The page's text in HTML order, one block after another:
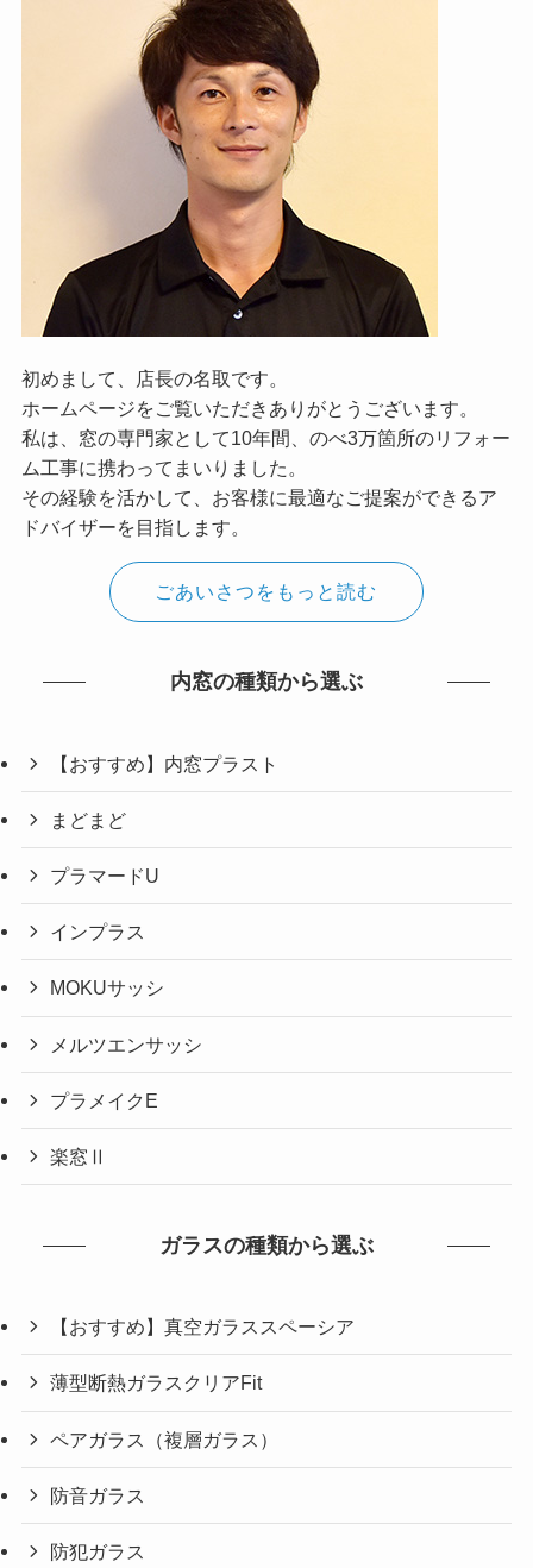
初めまして、店長の名取です。
ホームページをご覧いただきありがとうございます。
私は、窓の専門家として10年間、のべ3万箇所のリフォー
ム工事に携わってまいりました。
その経験を活かして、お客様に最適なご提案ができるア
ドバイザーを目指します。
ごあいさつをもっと読む
内窓の種類から選ぶ
【おすすめ】内窓プラスト
まどまど
プラマードU
インプラス
MOKUサッシ
メルツエンサッシ
プラメイクE
楽窓Ⅱ
ガラスの種類から選ぶ
【おすすめ】真空ガラススペーシア
薄型断熱ガラスクリアFit
ペアガラス（複層ガラス）
防音ガラス
防犯ガラス